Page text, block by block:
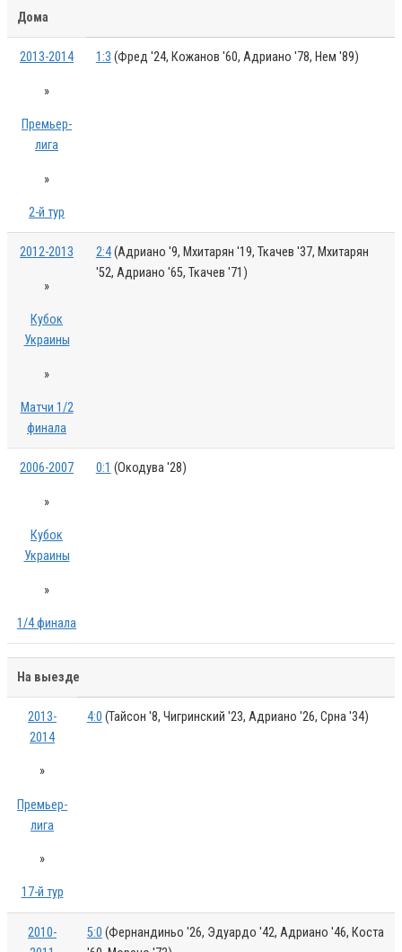
Дома
2013-2014
»
Премьер-
лига
»
2-й тур
1:3 (Фред '24, Кожанов '60, Адриано '78, Нем '89)
2012-2013
»
Кубок
Украины
»
Матчи 1/2
финала
2:4(Адриано '9, Мхитарян '19, Ткачев '37, Мхитарян
'52, Адриано '65, Ткачев '71)
2006-2007
»
Кубок
Украины
»
1/4 финала
0:1 (Окодува '28)
На выезде
2013-
2014
»
Премьер-
лига
»
17-й тур
4:0 (Тайсон '8, Чигринский '23, Адриано '26, Срна '34)
2010-
5:0 (Фернандиньо '26, Эдуардо '42, Адриано '46, Коста